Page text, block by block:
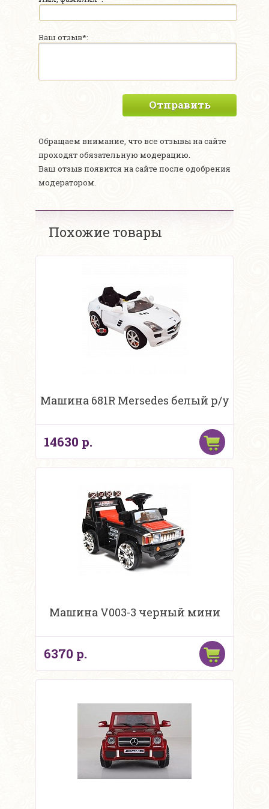
Ваш отзыв*:
Отправить
Обращаем внимание, что все отзывы на сайте
проходят обязательную модерацию.
Ваш отзыв появится на сайте после одобрения
модератором.
Похожие товары
Машина 681R Mersedes белый р/у
14630 р.
Машина V003-3 черный мини
6370 р.